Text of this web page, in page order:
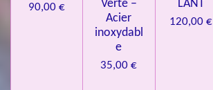
90,00 €
Verte –
Acier
inoxydabl
e
35,00 €
LANT
120,00 €